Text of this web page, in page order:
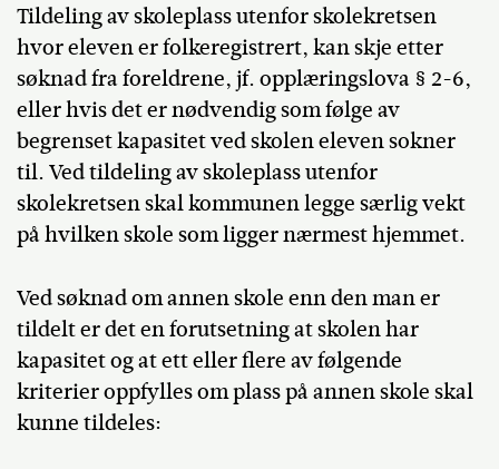
Tildeling av skoleplass utenfor skolekretsen
hvor eleven er folkeregistrert, kan skje etter
søknad fra foreldrene, jf. opplæringslova § 2-6,
eller hvis det er nødvendig som følge av
begrenset kapasitet ved skolen eleven sokner
til. Ved tildeling av skoleplass utenfor
skolekretsen skal kommunen legge særlig vekt
på hvilken skole som ligger nærmest hjemmet.
Ved søknad om annen skole enn den man er
tildelt er det en forutsetning at skolen har
kapasitet og at ett eller flere av følgende
kriterier oppfylles om plass på annen skole skal
kunne tildeles: